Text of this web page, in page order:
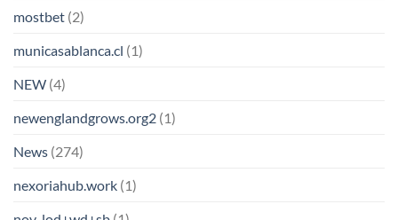
mostbet (2)
municasablanca.cl (1)
NEW (4)
newenglandgrows.org2 (1)
News (274)
nexoriahub.work (1)